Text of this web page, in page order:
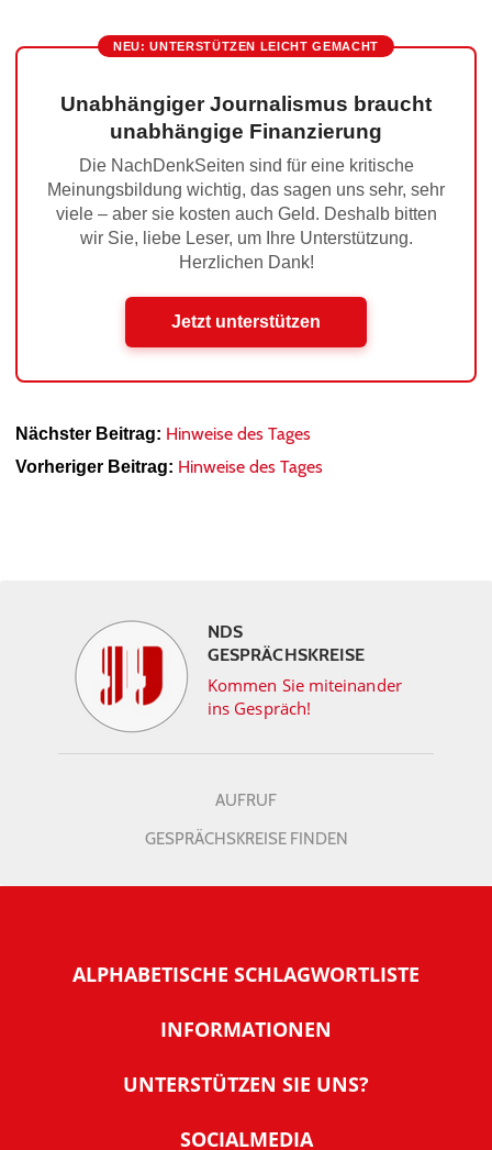
NEU: UNTERSTÜTZEN LEICHT GEMACHT
Unabhängiger Journalismus braucht
unabhängige Finanzierung
Die NachDenkSeiten sind für eine kritische
Meinungsbildung wichtig, das sagen uns sehr, sehr
viele – aber sie kosten auch Geld. Deshalb bitten
wir Sie, liebe Leser, um Ihre Unterstützung.
Herzlichen Dank!
Jetzt unterstützen
Nächster Beitrag: Hinweise des Tages
Vorheriger Beitrag: Hinweise des Tages
NDS
GESPRÄCHSKREISE
Kommen Sie miteinander
ins Gespräch!
AUFRUF
GESPRÄCHSKREISE FINDEN
ALPHABETISCHE SCHLAGWORTLISTE
INFORMATIONEN
Warum NachDenkSeiten
UNTERSTÜTZEN SIE UNS?
SOCIALMEDIA